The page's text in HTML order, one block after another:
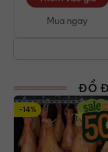
Mua ngay
ĐỒ
-14%